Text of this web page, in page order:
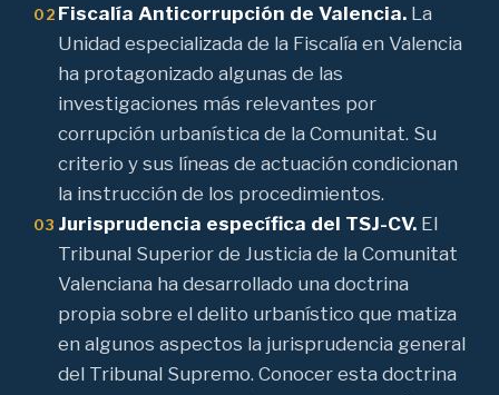
02 Fiscalía Anticorrupción de Valencia.La
Unidad especializada de la Fiscalía en Valencia
ha protagonizado algunas de las
investigaciones más relevantes por
corrupción urbanística de la Comunitat. Su
criterio y sus líneas de actuación condicionan
la instrucción de los procedimientos.
03 Jurisprudencia específica del TSJ-CV.El
Tribunal Superior de Justicia de la Comunitat
Valenciana ha desarrollado una doctrina
propia sobre el delito urbanístico que matiza
en algunos aspectos la jurisprudencia general
del Tribunal Supremo. Conocer esta doctrina